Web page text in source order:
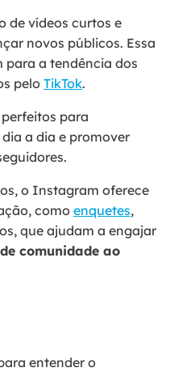
de vídeos curtos e
novos públicos. Essa
a tendência dos
pelo TikTok.
para
a dia e promover
o Instagram oferece
como enquetes,
que ajudam a engajar
comunidade ao
entender o